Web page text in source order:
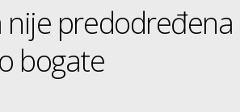
nije predodređena
bogate